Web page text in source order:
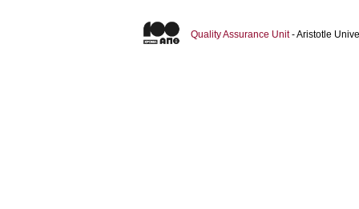
Quality Assurance Unit- Aristotle